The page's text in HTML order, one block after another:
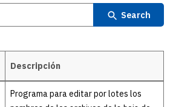
Search
Descripción
Programa para editar por lotes los